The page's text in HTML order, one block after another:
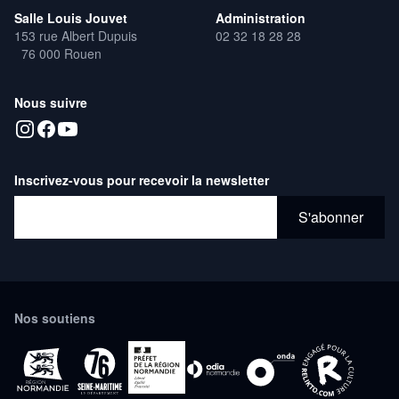
Salle Louis Jouvet
153 rue Albert Dupuis
76 000 Rouen
Administration
02 32 18 28 28
Nous suivre
Inscrivez-vous pour recevoir la newsletter
Nos soutiens